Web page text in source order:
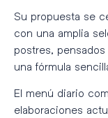
Su propuesta se
con una amplia
postres,
una fórmula
El menú diario
elaboraciones